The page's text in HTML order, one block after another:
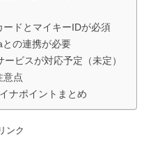
ドとマイキーIDが必須
との連携が必要
ビスが対応予定（未定）
意点
ナポイントまとめ
ンク